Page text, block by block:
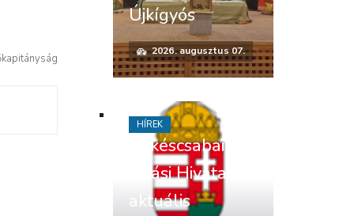
Újkígyós
2026. augusztus 07.
Békéscsabai
Járási Hivatal
aktuális
HÍREK